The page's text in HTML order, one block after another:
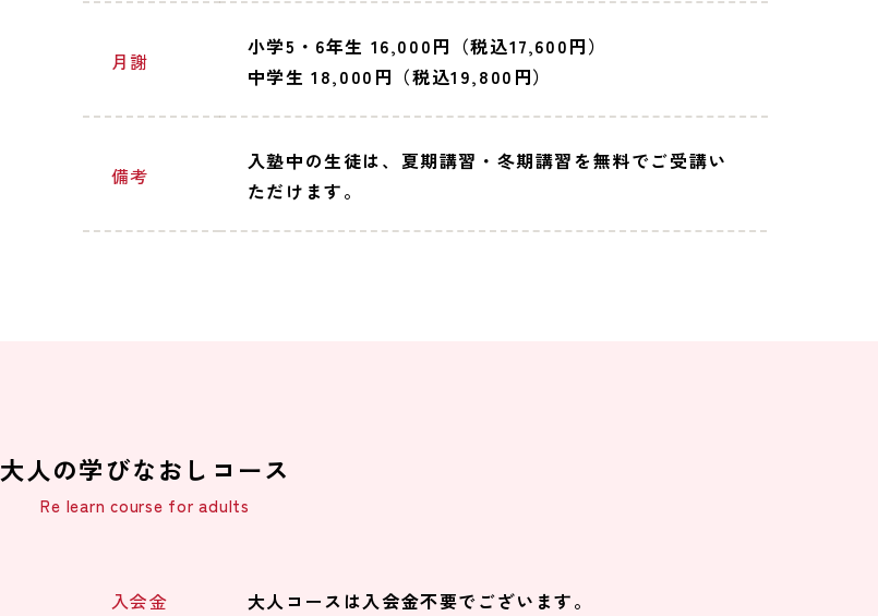
月謝
小学5・6年生 16,000円（税込17,600円）
中学生 18,000円（税込19,800円）
備考
入塾中の生徒は、夏期講習・冬期講習を無料でご受講い
ただけます。
大人の学びなおしコース
Re learn course for adults
入会金 大人コースは入会金不要でございます。